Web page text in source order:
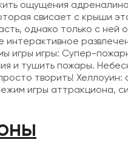
ощущения
свисает с крыши
однако только с
интерактивное
игры игры: Супер-
и тушить пожары.
творить!
игры аттракциона,